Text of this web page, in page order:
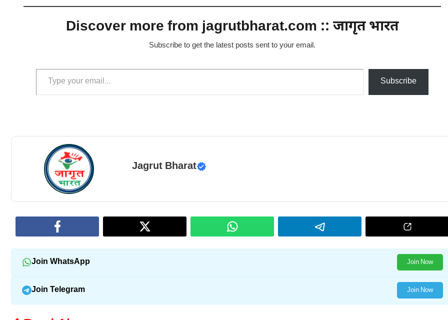
Discover more from jagrutbharat.com :: जागृत भारत
Subscribe to get the latest posts sent to your email.
Type your email…
Subscribe
Jagrut Bharat
Join WhatsApp Join Now
Join Telegram Join Now